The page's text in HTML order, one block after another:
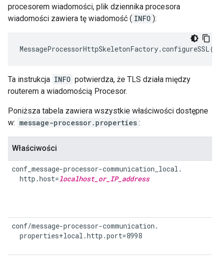
procesorem wiadomości, plik dziennika procesora
wiadomości zawiera tę wiadomość ( INFO ):
MessageProcessorHttpSkeletonFactory.configureSSL()
Ta instrukcja INFO potwierdza, że TLS działa między
routerem a wiadomością Procesor.
Poniższa tabela zawiera wszystkie właściwości dostępne
w: message-processor.properties :
Właściwości
conf_message-processor-communication_local.
  http.host=
localhost_or_IP_address
conf/message-processor-communication.
  properties+local.http.port=8998